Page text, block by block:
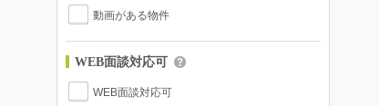
動画がある物件
WEB面談対応可
WEB面談対応可